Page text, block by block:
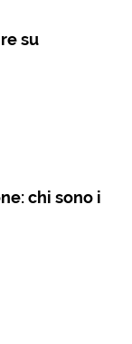
su
chi sono i